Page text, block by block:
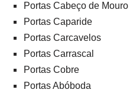
Portas Cabeço de Mouro
Portas Caparide
Portas Carcavelos
Portas Carrascal
Portas Cobre
Portas Abóboda